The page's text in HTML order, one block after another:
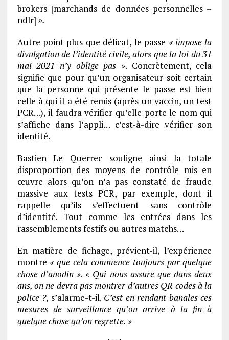
brokers [marchands de données personnelles –
ndlr] ».
Autre point plus que délicat, le passe « impose la
divulgation de l’identité civile, alors que la loi du 31
mai 2021 n’y oblige pas ». Concrètement, cela
signifie que pour qu’un organisateur soit certain
que la personne qui présente le passe est bien
celle à qui il a été remis (après un vaccin, un test
PCR…), il faudra vérifier qu’elle porte le nom qui
s’affiche dans l’appli… c’est-à-dire vérifier son
identité.
Bastien Le Querrec souligne ainsi la totale
disproportion des moyens de contrôle mis en
œuvre alors qu’on n’a pas constaté de fraude
massive aux tests PCR, par exemple, dont il
rappelle qu’ils s’effectuent sans contrôle
d’identité. Tout comme les entrées dans les
rassemblements festifs ou autres matchs…
En matière de fichage, prévient-il, l’expérience
montre « que cela commence toujours par quelque
chose d’anodin ». « Qui nous assure que dans deux
ans, on ne devra pas montrer d’autres QR codes à la
police ?, s’alarme-t-il. C’est en rendant banales ces
mesures de surveillance qu’on arrive à la fin à
quelque chose qu’on regrette. »